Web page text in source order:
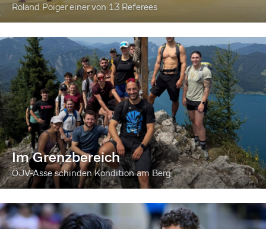
Roland Poiger einer von 13 Referees
Im Grenzbereich
ÖJV-Asse schinden Kondition am Berg